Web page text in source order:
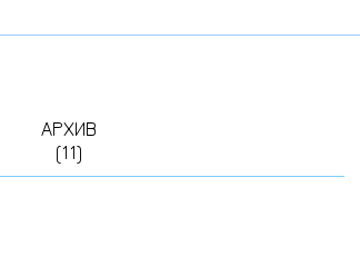
АРХИВ
(11)